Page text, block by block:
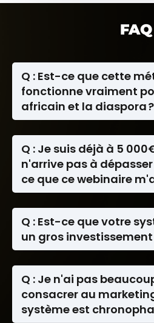
FAQ
Q : Est-ce que cette
fonctionne vraiment
africain et la diaspora ?
Absolument ! Ce système
optimisé pour les défis
les experts africains et de
avons travaillé avec des
pays africains et adapté
conséquence.
Q : Je suis déjà à 5
n'arrive pas à
ce que ce webinaire
C'est exactement pour
masterclass a été créée !
spécifiquement les
plupart des experts à ce
vous montreront
Q : Est-ce que votre
un gros
Non, notre approche se
l'optimisation de votre
pas sur les dépenses
Justin K. a généré +6M
publicité, et Amadou a fait
budget pub.
Q : Je n'ai pas
consacrer au
système est